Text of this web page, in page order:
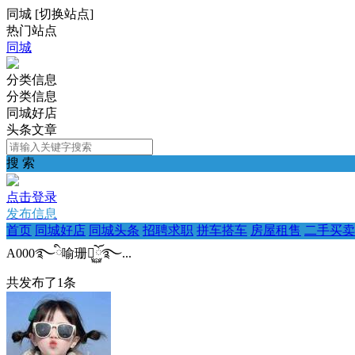
同城 [切换站点]
热门站点
同城
分类信息
分类信息
同城好店
头条文章
搜 索
点击登录
发布信息
首页 同城好店 同城头条 招聘求职 拼车搭车 房屋租售 二手买卖
A000࿐ི喻珊ོ࿆࿐...
共发布了1条